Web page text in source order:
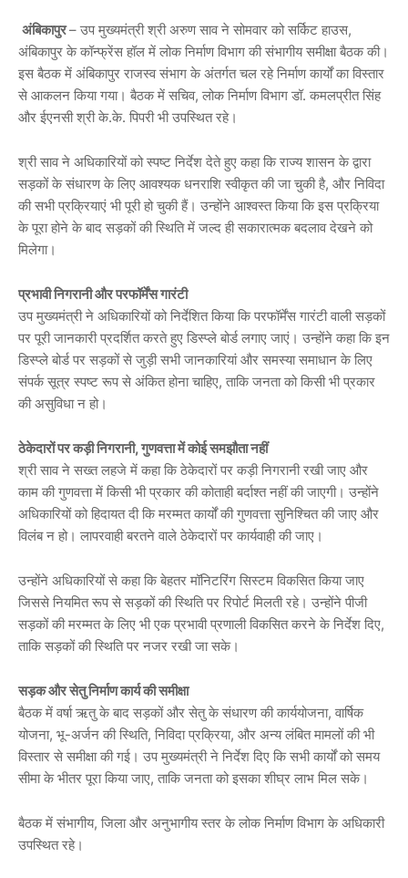
अंबिकापुर– उप मुख्यमंत्री श्री अरुण साव ने सोमवार को सर्किट हाउस,
अंबिकापुर के कॉन्फ्रेंस हॉल में लोक निर्माण विभाग की संभागीय समीक्षा बैठक की।
इस बैठक में अंबिकापुर राजस्व संभाग के अंतर्गत चल रहे निर्माण कार्यों का विस्तार
से आकलन किया गया। बैठक में सचिव, लोक निर्माण विभाग डॉ. कमलप्रीत सिंह
और ईएनसी श्री के.के. पिपरी भी उपस्थित रहे।
श्री साव ने अधिकारियों को स्पष्ट निर्देश देते हुए कहा कि राज्य शासन के द्वारा
सड़कों के संधारण के लिए आवश्यक धनराशि स्वीकृत की जा चुकी है, और निविदा
की सभी प्रक्रियाएं भी पूरी हो चुकी हैं। उन्होंने आश्वस्त किया कि इस प्रक्रिया
के पूरा होने के बाद सड़कों की स्थिति में जल्द ही सकारात्मक बदलाव देखने को
मिलेगा।
प्रभावी निगरानी और परफॉर्मेंस गारंटी
उप मुख्यमंत्री ने अधिकारियों को निर्देशित किया कि परफॉर्मेंस गारंटी वाली सड़कों
पर पूरी जानकारी प्रदर्शित करते हुए डिस्प्ले बोर्ड लगाए जाएं। उन्होंने कहा कि इन
डिस्प्ले बोर्ड पर सड़कों से जुड़ी सभी जानकारियां और समस्या समाधान के लिए
संपर्क सूत्र स्पष्ट रूप से अंकित होना चाहिए, ताकि जनता को किसी भी प्रकार
की असुविधा न हो।
ठेकेदारों पर कड़ी निगरानी, गुणवत्ता में कोई समझौता नहीं
श्री साव ने सख्त लहजे में कहा कि ठेकेदारों पर कड़ी निगरानी रखी जाए और
काम की गुणवत्ता में किसी भी प्रकार की कोताही बर्दाश्त नहीं की जाएगी। उन्होंने
अधिकारियों को हिदायत दी कि मरम्मत कार्यों की गुणवत्ता सुनिश्चित की जाए और
विलंब न हो। लापरवाही बरतने वाले ठेकेदारों पर कार्यवाही की जाए।
उन्होंने अधिकारियों से कहा कि बेहतर मॉनिटरिंग सिस्टम विकसित किया जाए
जिससे नियमित रूप से सड़कों की स्थिति पर रिपोर्ट मिलती रहे। उन्होंने पीजी
सड़कों की मरम्मत के लिए भी एक प्रभावी प्रणाली विकसित करने के निर्देश दिए,
ताकि सड़कों की स्थिति पर नजर रखी जा सके।
सड़क और सेतु निर्माण कार्य की समीक्षा
बैठक में वर्षा ऋतु के बाद सड़कों और सेतु के संधारण की कार्ययोजना, वार्षिक
योजना, भू-अर्जन की स्थिति, निविदा प्रक्रिया, और अन्य लंबित मामलों की भी
विस्तार से समीक्षा की गई। उप मुख्यमंत्री ने निर्देश दिए कि सभी कार्यों को समय
सीमा के भीतर पूरा किया जाए, ताकि जनता को इसका शीघ्र लाभ मिल सके।
बैठक में संभागीय, जिला और अनुभागीय स्तर के लोक निर्माण विभाग के अधिकारी
उपस्थित रहे।